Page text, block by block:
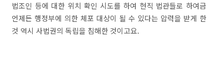
법조인 등에 대한 위치 확인 시도를 하여 현직 법관들로 하여금
언제든 행정부에 의한 체포 대상이 될 수 있다는 압력을 받게 한
것 역시 사법권의 독립을 침해한 것이고요.